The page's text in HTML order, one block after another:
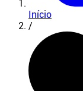
Início
/